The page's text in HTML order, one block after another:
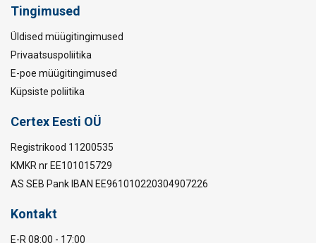
Tingimused
Üldised müügitingimused
Privaatsuspoliitika
E-poe müügitingimused
Küpsiste poliitika
Certex Eesti OÜ
Registrikood 11200535
KMKR nr EE101015729
AS SEB Pank IBAN EE961010220304907226
Kontakt
E-R 08:00 - 17:00